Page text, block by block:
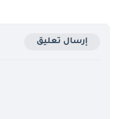
إرسال تعليق